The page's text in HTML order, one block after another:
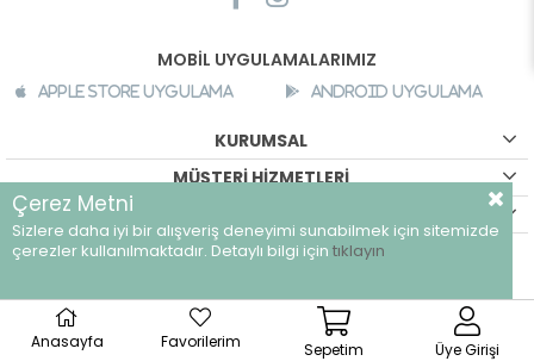
MOBİL UYGULAMALARIMIZ
Apple Store Uygulama Android Uygulama
KURUMSAL
MÜŞTERİ HİZMETLERİ
©breeze.com.tr - Tüm hakları saklıdır.
Anasayfa Favorilerim Sepetim Üye Girişi
Çerez Metni
Sizlere daha iyi bir alışveriş deneyimi sunabilmek için sitemizde
çerezler kullanılmaktadır. Detaylı bilgi için tıklayın